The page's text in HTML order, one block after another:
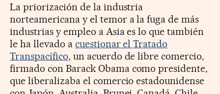
La priorización de la industria
norteamericana y el temor a la fuga de más
industrias y empleo a Asia es lo que también
le ha llevado a cuestionar el Tratado
Transpacífico, un acuerdo de libre comercio,
firmado con Barack Obama como presidente,
que liberalizaba el comercio estadounidense